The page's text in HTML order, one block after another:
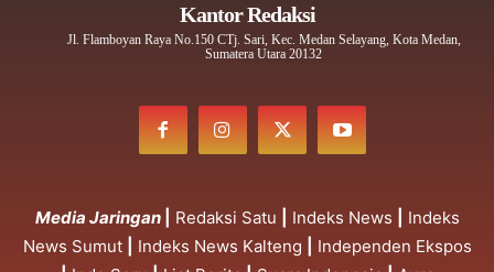
Kantor Redaksi
Jl. Flamboyan Raya No.150 CTj. Sari, Kec. Medan Selayang, Kota Medan,
Sumatera Utara 20132
Media Jaringan Redaksi Satu Indeks News
Indeks
News Sumut
Indeks News Kalteng
Independen Ekspos